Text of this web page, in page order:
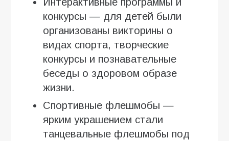
конкурсы — для детей были
организованы викторины о
видах спорта, творческие
конкурсы и познавательные
беседы о здоровом образе
жизни.
Спортивные флешмобы —
ярким украшением стали
танцевальные флешмобы под